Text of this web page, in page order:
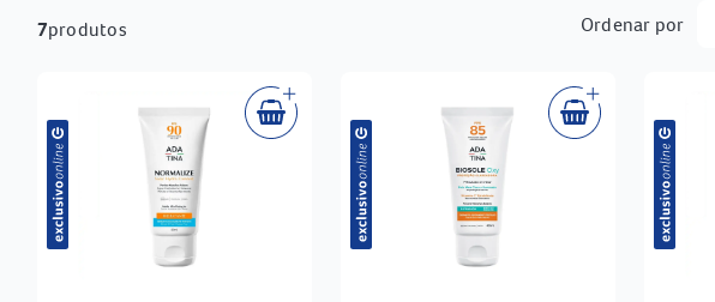
7produtos Ordenar por